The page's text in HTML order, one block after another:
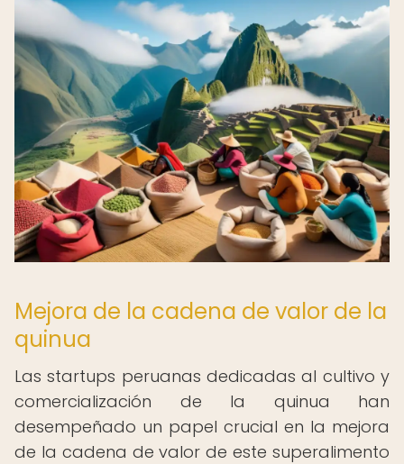
Mejora de la cadena de valor de la
quinua
Las startups peruanas dedicadas al cultivo y
comercialización de la quinua han
desempeñado un papel crucial en la mejora
de la cadena de valor de este superalimento